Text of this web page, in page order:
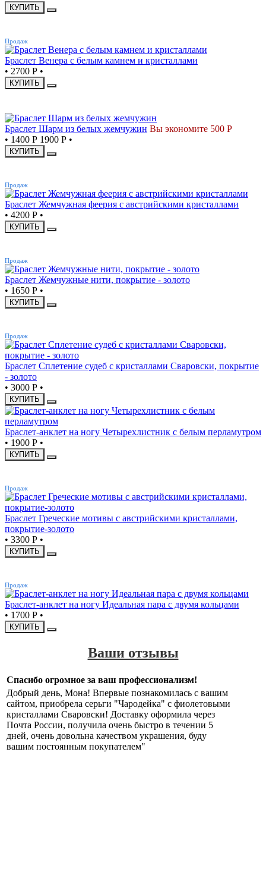
КУПИТЬ
Продаж
Браслет Венера с белым камнем и кристаллами
• 2700 Р •
КУПИТЬ
Браслет Шарм из белых жемчужин Вы экономите 500 Р
• 1400 Р 1900 Р •
КУПИТЬ
Продаж
Браслет Жемчужная феерия с австрийскими кристаллами
• 4200 Р •
КУПИТЬ
Продаж
Браслет Жемчужные нити, покрытие - золото
• 1650 Р •
КУПИТЬ
Продаж
Браслет Сплетение судеб с кристаллами Сваровски, покрытие
- золото
• 3000 Р •
КУПИТЬ
Браслет-анклет на ногу Четырехлистник с белым перламутром
• 1900 Р •
КУПИТЬ
Продаж
Браслет Греческие мотивы с австрийскими кристаллами,
покрытие-золото
• 3300 Р •
КУПИТЬ
Продаж
Браслет-анклет на ногу Идеальная пара с двумя кольцами
• 1700 Р •
КУПИТЬ
Ваши отзывы
Спасибо огромное за ваш профессионализм!
Добрый день, Мона! Впервые познакомилась с вашим
сайтом, приобрела серьги "Чародейка" с фиолетовыми
кристаллами Сваровски! Доставку оформила через
Почта России, получила очень быстро в течении 5
дней, очень довольна качеством украшения, буду
вашим постоянным покупателем"